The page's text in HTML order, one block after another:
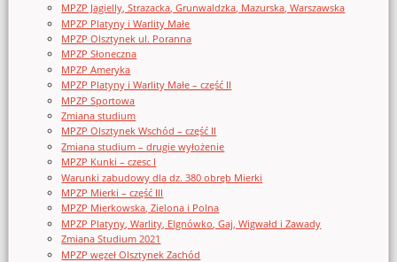
MPZP Jagielly, Strazacka, Grunwaldzka, Mazurska, Warszawska
MPZP Platyny i Warlity Małe
MPZP Olsztynek ul. Poranna
MPZP Słoneczna
MPZP Ameryka
MPZP Platyny i Warlity Małe – część II
MPZP Sportowa
Zmiana studium
MPZP Olsztynek Wschód – część II
Zmiana studium – drugie wyłożenie
MPZP Kunki – czesc I
Warunki zabudowy dla dz. 380 obręb Mierki
MPZP Mierki – część III
MPZP Mierkowska, Zielona i Polna
MPZP Platyny, Warlity, Elgnówko, Gaj, Wigwałd i Zawady
Zmiana Studium 2021
MPZP węzeł Olsztynek Zachód